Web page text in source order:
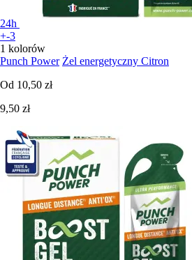
24h
+-3
1 kolorów
Punch Power Żel energetyczny Citron
Od 10,50 zł
9,50 zł